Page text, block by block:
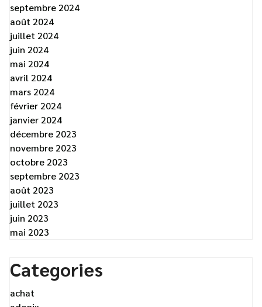
septembre 2024
août 2024
juillet 2024
juin 2024
mai 2024
avril 2024
mars 2024
février 2024
janvier 2024
décembre 2023
novembre 2023
octobre 2023
septembre 2023
août 2023
juillet 2023
juin 2023
mai 2023
Categories
achat